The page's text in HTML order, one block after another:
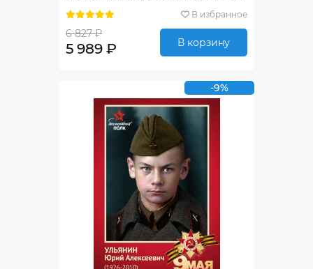
В избранное
6 827 ₽
5 989 ₽ В корзину
-9%